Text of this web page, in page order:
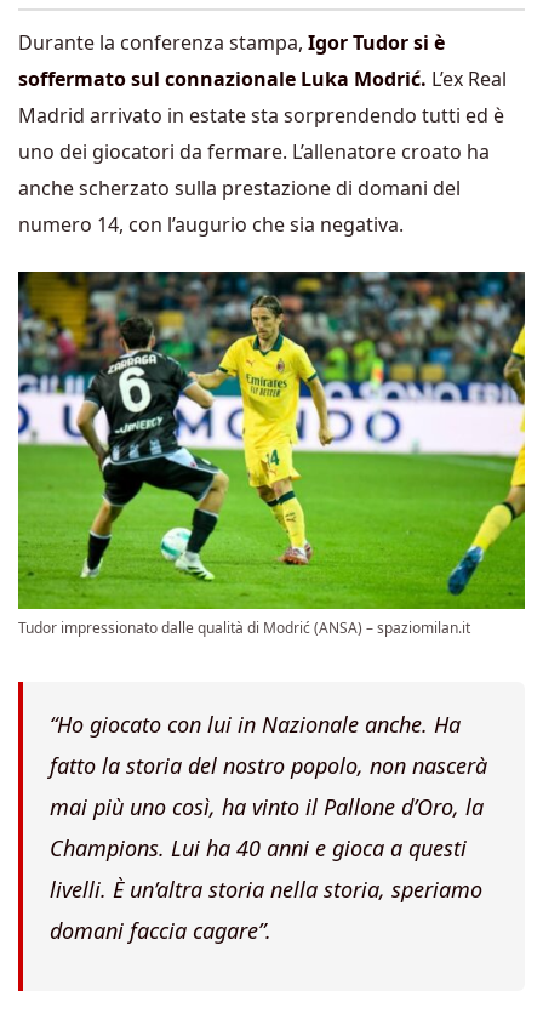
Durante la conferenza stampa, Igor Tudor si è
soffermato sul connazionale Luka Modrić. L’ex Real
Madrid arrivato in estate sta sorprendendo tutti ed è
uno dei giocatori da fermare. L’allenatore croato ha
anche scherzato sulla prestazione di domani del
numero 14, con l’augurio che sia negativa.
Tudor impressionato dalle qualità di Modrić (ANSA) – spaziomilan.it
“Ho giocato con lui in Nazionale anche. Ha
fatto la storia del nostro popolo, non nascerà
mai più uno così, ha vinto il Pallone d’Oro, la
Champions. Lui ha 40 anni e gioca a questi
livelli. È un’altra storia nella storia, speriamo
domani faccia cagare”.